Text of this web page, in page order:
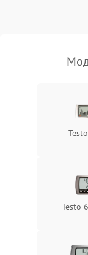
индикатора
Testo